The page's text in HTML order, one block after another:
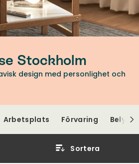
Stockholm
design med personlighet och
Arbetsplats Förvaring
Sortera